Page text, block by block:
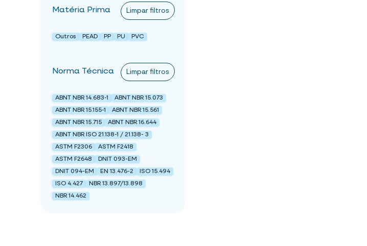
Matéria Prima Limpar filtros
Outros PEAD PP PU PVC
Norma Técnica Limpar filtros
ABNT NBR 14.683-1
ABNT NBR 15.073
ABNT NBR 15.155-1
ABNT NBR 15.561
ABNT NBR 15.715
ABNT NBR 16.644
ABNT NBR ISO 21.138-1 / 21.138- 3
ASTM F2306
ASTM F2418
ASTM F2648
DNIT 093-EM
DNIT 094-EM
EN 13.476-2
ISO 15.494
ISO 4.427
NBR 13.897/13.898
NBR 14.462